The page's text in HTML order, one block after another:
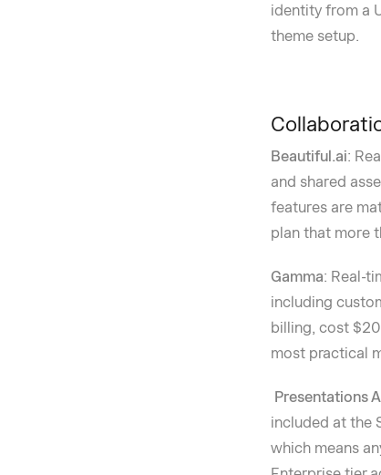
identity from a
theme setup.
Beautiful.ai:
and shared
features are
plan that more
Gamma: Real-
including
billing, cost
most practical
Presentations
included at the
which means